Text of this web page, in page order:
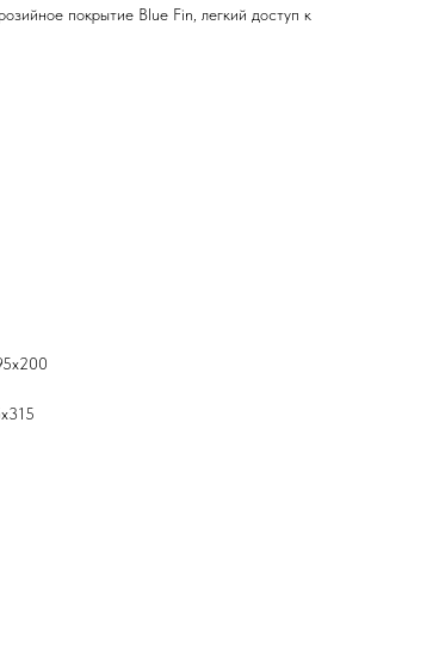
покрытие Blue Fin, легкий доступ к